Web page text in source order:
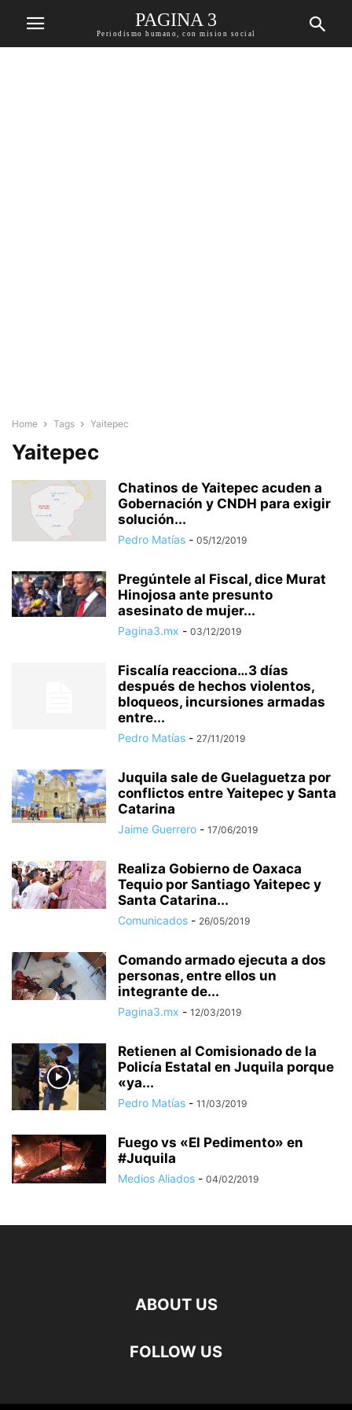
PAGINA 3
Periodismo humano, con mision social
Home Tags Yaitepec
Yaitepec
Chatinos de Yaitepec acuden a
Gobernación y CNDH para exigir
solución...
Pedro Matías - 05/12/2019
Pregúntele al Fiscal, dice Murat
Hinojosa ante presunto
asesinato de mujer...
Pagina3.mx - 03/12/2019
Fiscalía reacciona…3 días
después de hechos violentos,
bloqueos, incursiones armadas
entre...
Pedro Matías - 27/11/2019
Juquila sale de Guelaguetza por
conflictos entre Yaitepec y Santa
Catarina
Jaime Guerrero - 17/06/2019
Realiza Gobierno de Oaxaca
Tequio por Santiago Yaitepec y
Santa Catarina...
Comunicados - 26/05/2019
Comando armado ejecuta a dos
personas, entre ellos un
integrante de...
Pagina3.mx - 12/03/2019
Retienen al Comisionado de la
Policía Estatal en Juquila porque
«ya...
Pedro Matías - 11/03/2019
Fuego vs «El Pedimento» en
#Juquila
Medios Aliados - 04/02/2019
ABOUT US
FOLLOW US